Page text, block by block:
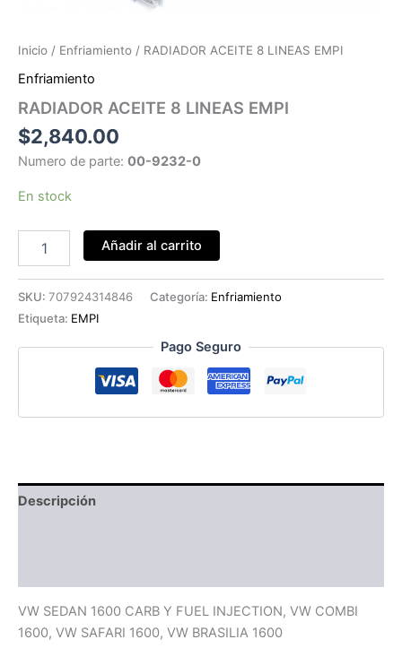
Inicio / Enfriamiento / RADIADOR ACEITE 8 LINEAS EMPI
Enfriamiento
RADIADOR ACEITE 8 LINEAS EMPI
$2,840.00
Numero de parte: 00-9232-0
En stock
ACEITE
LINEAS
cantidad
Añadir al carrito
SKU: 707924314846 Categoría: Enfriamiento
Etiqueta: EMPI
Pago Seguro
Descripción
VW SEDAN 1600 CARB Y FUEL INJECTION, VW COMBI
1600, VW SAFARI 1600, VW BRASILIA 1600